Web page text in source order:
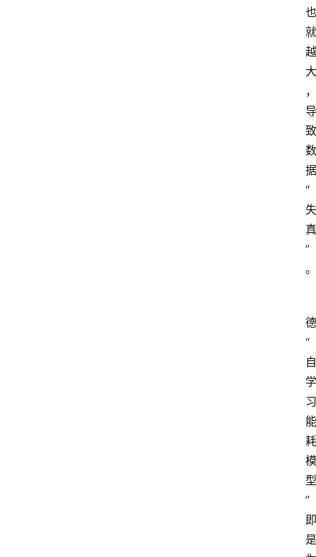
也
就
越
大
，
导
致
数
据
“
失
真
”
。
德
“
自
学
习
能
耗
模
型
”
即
是